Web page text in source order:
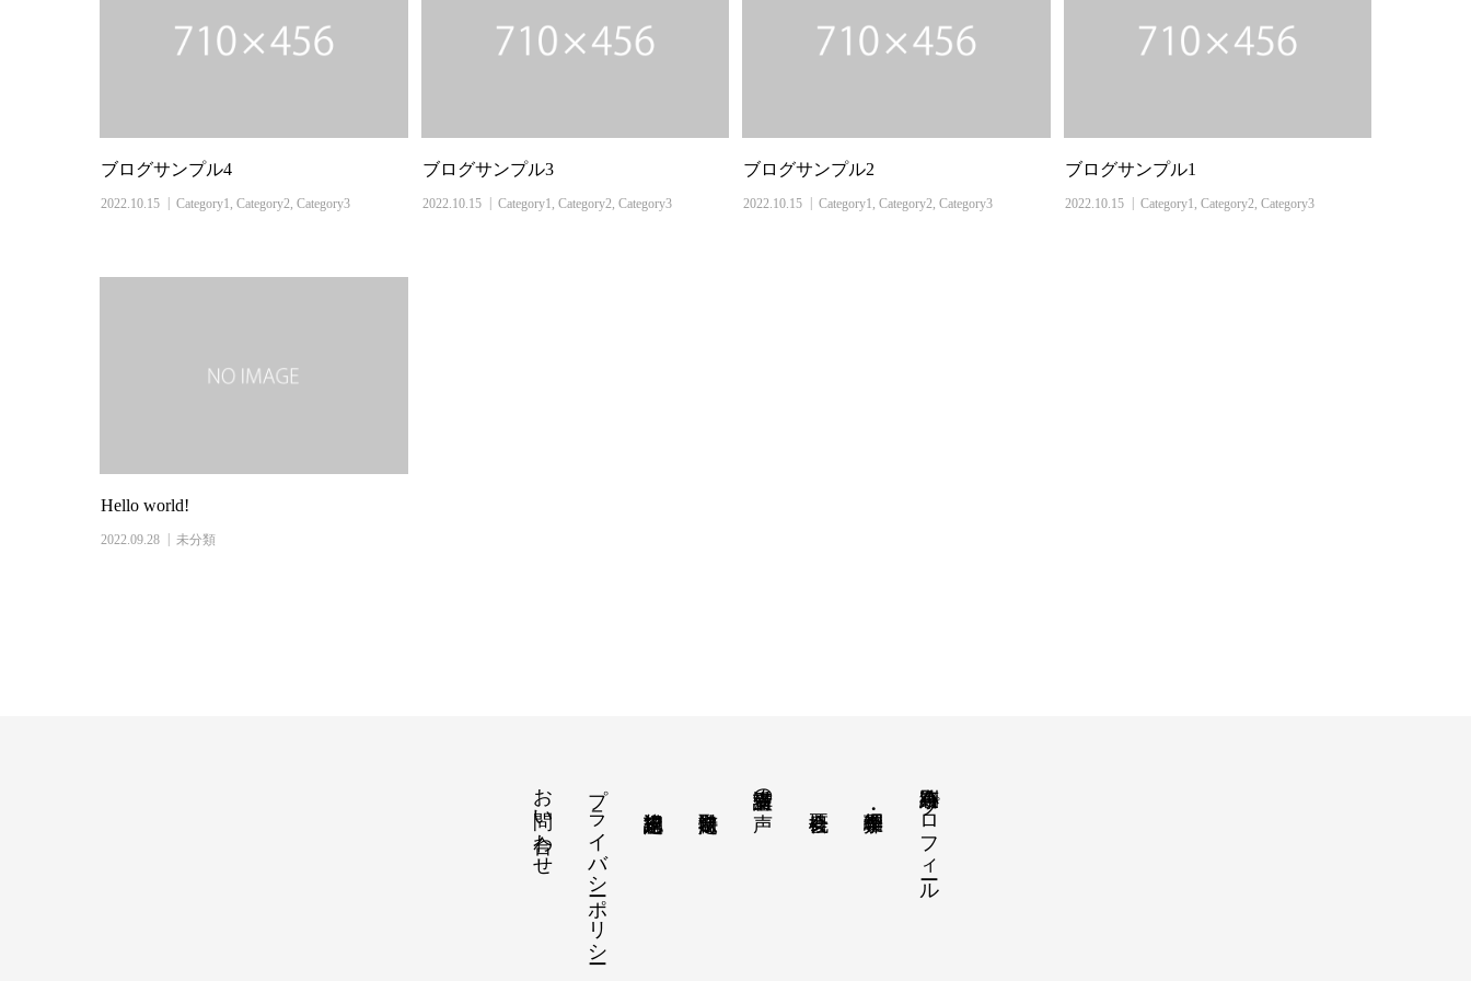
ブログサンプル4
2022.10.15 Category1, Category2, Category3
ブログサンプル3
2022.10.15 Category1, Category2, Category3
ブログサンプル2
2022.10.15 Category1, Category2, Category3
ブログサンプル1
2022.10.15 Category1, Category2, Category3
Hello world!
2022.09.28 未分類
綾小路有則 プロフィール
講座受講者の声
プライバシーポリシー
お問い合わせ